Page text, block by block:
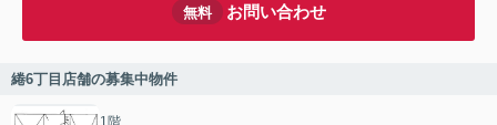
無料 お問い合わせ
綣6丁目店舗の募集中物件
1階